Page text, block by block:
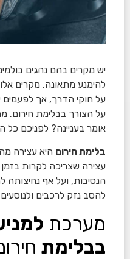
יש מקרים בהם נהגים
להימנע מתאונה. מקרים
על חוקי הדרך, אך לפעמים
על הצורך בבלימת חירום.
אומר בעניינה? לפניכם כל
בלימת חירום היא עצירה
עצירה שצריכה לקרות
הנסיבות, ועל אף נחיצותה
להסב נזק לרכבים
מערכת
בבלימת